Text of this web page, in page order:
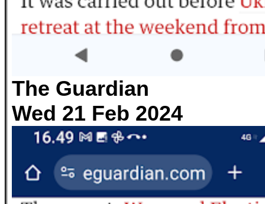
The Guardian
Wed 21 Feb 2024